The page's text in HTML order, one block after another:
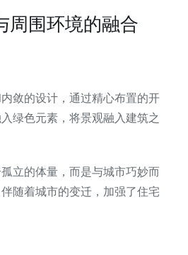
周围环境的融合
敛的设计，通过精心布置的开
绿色元素，将景观融入建筑之
立的体量，而是与城市巧妙而
随着城市的变迁，加强了住宅